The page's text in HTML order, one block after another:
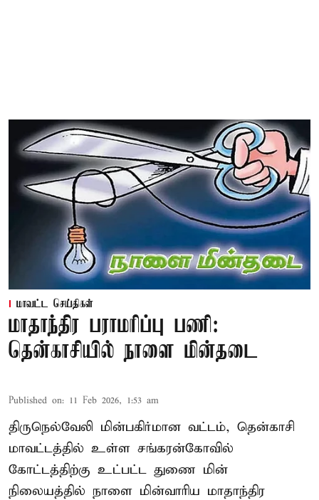
மாவட்ட செய்திகள்
மாதாந்திர பராமரிப்பு பணி:
தென்காசியில் நாளை மின்தடை
Published on: 11 Feb 2026, 1:53 am
திருநெல்வேலி மின்பகிர்மான வட்டம், தென்காசி
மாவட்டத்தில் உள்ள சங்கரன்கோவில்
கோட்டத்திற்கு உட்பட்ட துணை மின்
நிலையத்தில் நாளை மின்வாரிய மாதாந்திர